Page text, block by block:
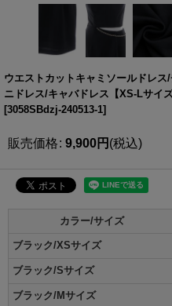
ウエストカットキャミソールドレ
ニドレス/キャバドレス【XS-Lサイ
[3058SBdzj-240513-1]
販売価格: 9,900円 (税込)
カラー/サイズ
ブラック/XSサイズ
ブラック/Sサイズ
ブラック/Mサイズ